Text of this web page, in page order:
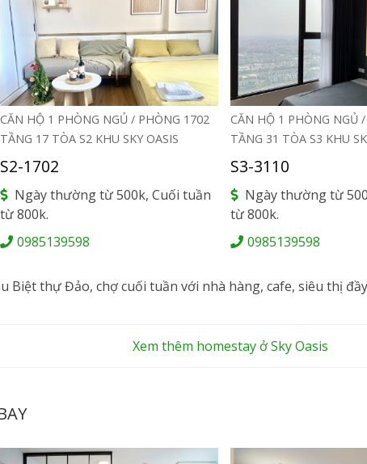
CĂN HỘ 1 PHÒNG NGỦ / PHÒNG 1702
TẦNG 17 TÒA S2 KHU SKY OASIS
S2-1702
Ngày thường từ 500k, Cuối tuần
từ 800k.
0985139598
CĂN HỘ 1 PHÒNG NGỦ
TẦNG 31 TÒA S3 KHU
S3-3110
Ngày thường từ
từ 800k.
0985139598
Biệt thự Đảo, chợ cuối tuần với nhà hàng, cafe, siêu thị
Xem thêm homestay ở Sky Oasis